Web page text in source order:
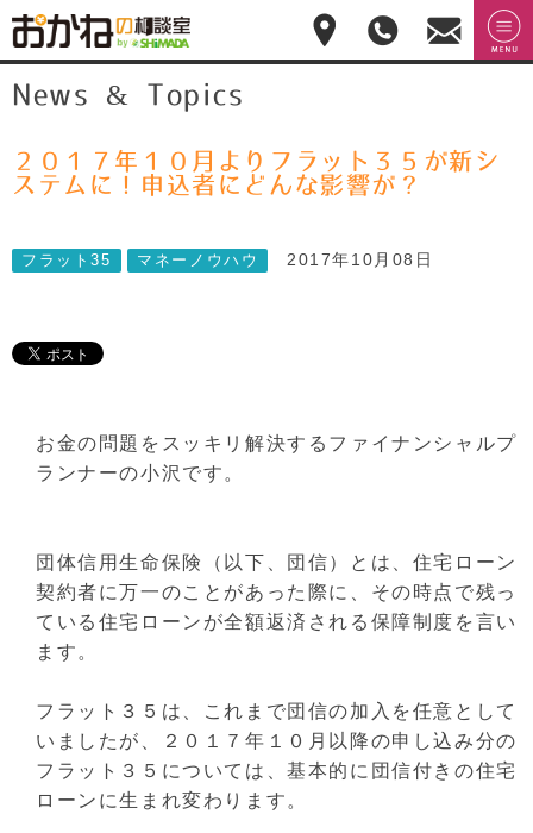
おかねの相談室 by
嶋田商事
せ
028-
908-
日:10:00-
News & Topics
２０１７年１０月よりフラット３５が新シ
ステムに！申込者にどんな影響が？
フラット35 マネーノウハウ 2017年10月08日
お金の問題をスッキリ解決するファイナンシャルプ
ランナーの小沢です。
団体信用生命保険（以下、団信）とは、住宅ローン
契約者に万一のことがあった際に、その時点で残っ
ている住宅ローンが全額返済される保障制度を言い
ます。
フラット３５は、これまで団信の加入を任意として
いましたが、２０１７年１０月以降の申し込み分の
フラット３５については、基本的に団信付きの住宅
ローンに生まれ変わります。